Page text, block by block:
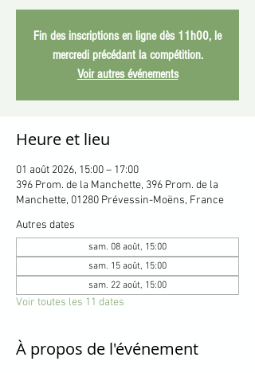
Fin des inscriptions en ligne dès 11h00, le
mercredi précédant la compétition.
Voir autres événements
Heure et lieu
01 août 2026, 15:00 – 17:00
396 Prom. de la Manchette, 396 Prom. de la
Manchette, 01280 Prévessin-Moëns, France
Autres dates
sam. 08 août, 15:00
sam. 15 août, 15:00
sam. 22 août, 15:00
Voir toutes les 11 dates
À propos de l'événement